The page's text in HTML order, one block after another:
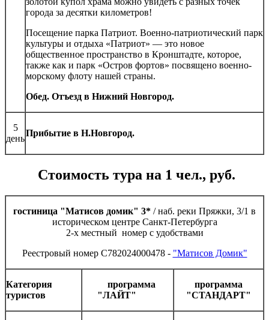
города за десятки километров!
Посещение парка Патриот. Военно-патриотический парк
культуры и отдыха «Патриот» — это новое
общественное пространство в Кронштадте, которое,
также как и парк «Остров фортов» посвящено военно-
морскому флоту нашей страны.
Обед. Отъезд в Нижний Новгород.
5
день
Прибытие в Н.Новгород.
Стоимость тура на 1 чел., руб.
гостиница "Матисов домик" 3* / наб. реки Пряжки, 3/1 в
историческом центре Санкт-Петербурга
2-х местный номер с удобствами
Реестровый номер С782024000478 - "Матисов Домик"
Категория
туристов
программа
"ЛАЙТ"
программа
"СТАНДАРТ"